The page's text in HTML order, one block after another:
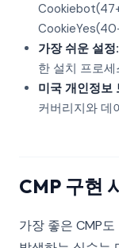
가장 쉬운 설정:
한 설치 프로
미국 개인정보
커버리지와 데
CMP 구현
가장 좋은 CMP